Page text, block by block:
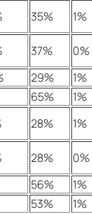
35%
1%
37%
0%
29%
1%
65%
1%
28%
1%
28%
0%
56%
1%
53%
1%